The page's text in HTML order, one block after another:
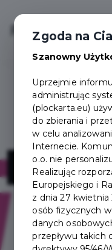
Świat
Zgoda na
Szanowny
Uprzejmie
administrując
(plockarta.eu)
do zbierania i
w celu
Internecie.
o.o. nie
Realizując
Europejskiego i
z dnia 27 kwietnia
osób fizycznych
danych
przepływu takich